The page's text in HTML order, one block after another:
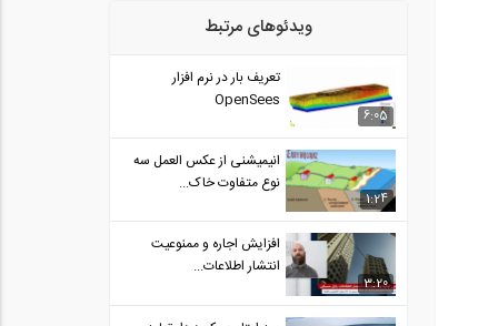
ویدئوهای مرتبط
6:05
تعریف بار در نرم افزار
OpenSees
1:24
انیمیشنی از عکس العمل سه
نوع متفاوت خاک...
3:20
افزایش اجاره و ممنوعیت
انتشار اطلاعات...